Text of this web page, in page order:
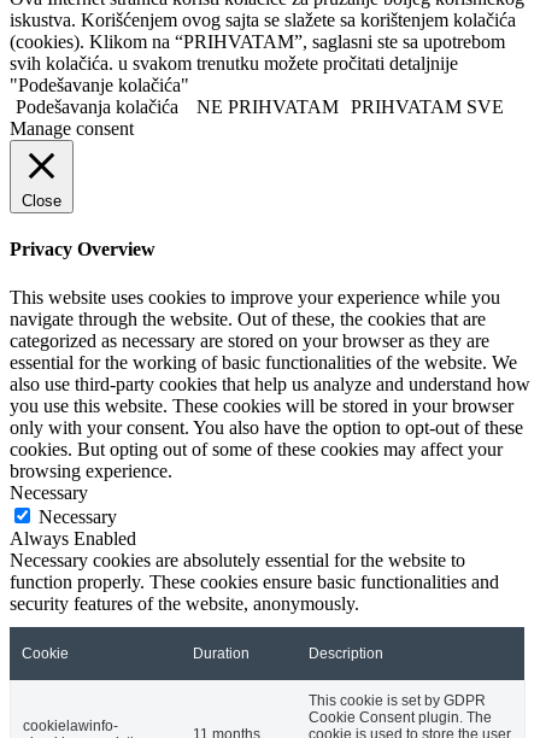
iskustva. Korišćenjem ovog sajta se slažete sa korištenjem kolačića
(cookies). Klikom na “PRIHVATAM”, saglasni ste sa upotrebom
svih kolačića. u svakom trenutku možete pročitati detaljnije
"Podešavanje kolačića"
Podešavanja kolačića
NE PRIHVATAM PRIHVATAM SVE
Manage consent
Close
Privacy Overview
This website uses cookies to improve your experience while you
navigate through the website. Out of these, the cookies that are
categorized as necessary are stored on your browser as they are
essential for the working of basic functionalities of the website. We
also use third-party cookies that help us analyze and understand how
you use this website. These cookies will be stored in your browser
only with your consent. You also have the option to opt-out of these
cookies. But opting out of some of these cookies may affect your
browsing experience.
Necessary
Necessary
Always Enabled
Necessary cookies are absolutely essential for the website to
function properly. These cookies ensure basic functionalities and
security features of the website, anonymously.
Cookie Duration Description
cookielawinfo-
11 months
This cookie is set by GDPR
Cookie Consent plugin. The
cookie is used to store the user